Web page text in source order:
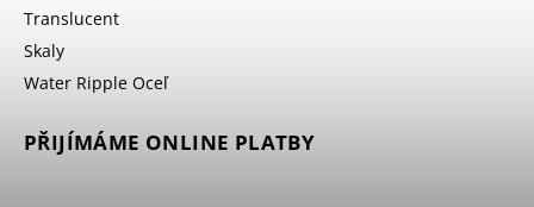
Translucent
Skaly
Water Ripple Oceľ
PŘIJÍMÁME ONLINE PLATBY